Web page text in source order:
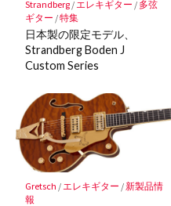
Strandberg/エレキギター / 多弦
ギター /特集
日本製の限定モデル、
Strandberg Boden J
Custom Series
Gretsch / エレキギター /新製品情
報